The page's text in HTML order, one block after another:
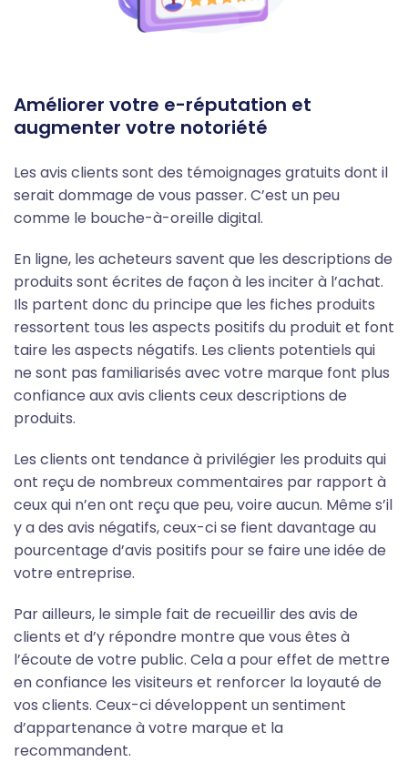
Améliorer votre e-réputation et
augmenter votre notoriété
Les avis clients sont des témoignages gratuits dont il
serait dommage de vous passer. C’est un peu
comme le bouche-à-oreille digital.
En ligne, les acheteurs savent que les descriptions de
produits sont écrites de façon à les inciter à l’achat.
Ils partent donc du principe que les fiches produits
ressortent tous les aspects positifs du produit et font
taire les aspects négatifs. Les clients potentiels qui
ne sont pas familiarisés avec votre marque font plus
confiance aux avis clients ceux descriptions de
produits.
Les clients ont tendance à privilégier les produits qui
ont reçu de nombreux commentaires par rapport à
ceux qui n’en ont reçu que peu, voire aucun. Même s’il
y a des avis négatifs, ceux-ci se fient davantage au
pourcentage d’avis positifs pour se faire une idée de
votre entreprise.
Par ailleurs, le simple fait de recueillir des avis de
clients et d’y répondre montre que vous êtes à
l’écoute de votre public. Cela a pour effet de mettre
en confiance les visiteurs et renforcer la loyauté de
vos clients. Ceux-ci développent un sentiment
d’appartenance à votre marque et la
recommandent.